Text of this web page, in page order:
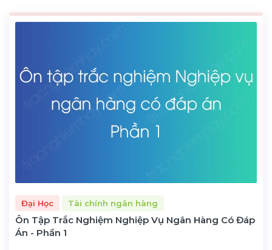
Đại Học Tài chính ngân hàng
Ôn Tập Trắc Nghiệm Nghiệp Vụ Ngân Hàng Có Đáp
Án - Phần 1